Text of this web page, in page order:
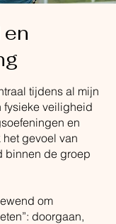
tijdens al mijn
fysieke veiligheid
en
gevoel van
binnen de groep
om
doorgaan,